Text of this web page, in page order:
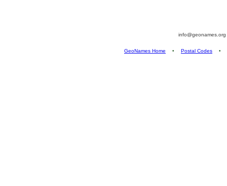
info@geonames.org
GeoNames Home • Postal Codes •